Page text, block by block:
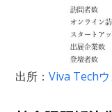
出所：Viva Tech